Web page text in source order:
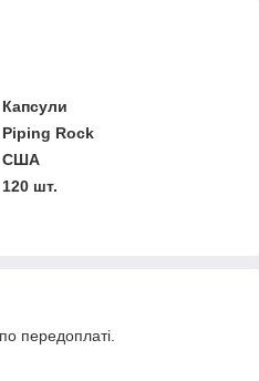
Капсули
Piping Rock
США
120 шт.
передоплаті.